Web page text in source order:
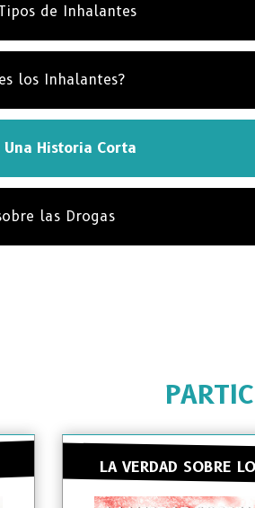
de Inhalantes
los Inhalantes?
Historia Corta
las Drogas
LA VERDAD SOBRE